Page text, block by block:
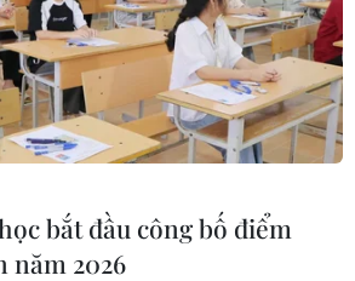
sống.
bắt đầu công bố điểm
năm 2026